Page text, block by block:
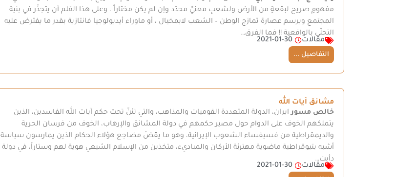
مفهومٍ صريح لبقعةٍ من الأرض ولشعبٍ معنيٍّ محدّد وإن لم يكن مختاراً ، وعلى هذا القلم أن يتجذّر في بنية
المجتمع ويرسم عصارة تمازج الوطن – الشعب ﻻبمخيال ، أو ماوراء أيديولوجيا فانتازية بقدر ما يفترض عليه
التحلّي بالواقعية !! فما الفرق…
مقالات
2021-01-30
التفاصيل ...
مشانق آيات الله
خالص مسورايران، الدولة المتعددة القوميات والمذاهب، والتي تئنّ تحت حكم آيات الله الفاسدين، الذين
يتملكهم الخوف على الدوام حول مصير حكمهم في دولة المشانق والإرهاب، الخوف من فرسان الحرية
والديمقراطية من فسيفساء الشعوب الإيرانية، وهو ما يقضّ مضاجع هؤلاء الحكام الذين يمارسون سياسة
أشبه بتيوقراطية ماضوية مهترئة الأركان والمباديء، متخذين من الإسلام الشيعي هوية لهم وستاراً، في دولة
دأبت…
مقالات
2021-01-30